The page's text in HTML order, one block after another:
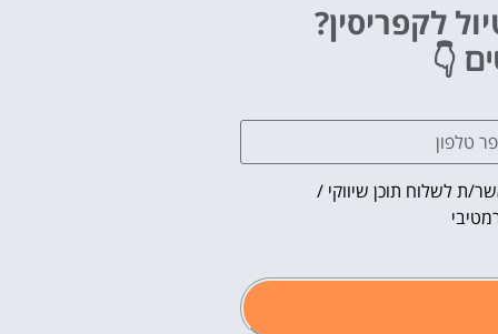
לקפריסין?
👇
ת לשלוח תוכן שיווקי /